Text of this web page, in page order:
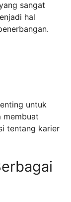
sangat
hal
untuk
membuat
tentang karier